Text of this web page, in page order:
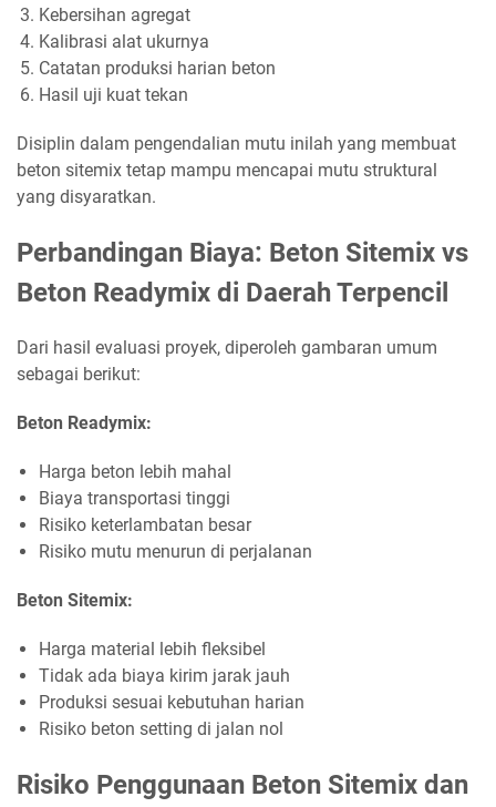
Kebersihan agregat
Kalibrasi alat ukurnya
Catatan produksi harian beton
Hasil uji kuat tekan
Disiplin dalam pengendalian mutu inilah yang membuat
beton sitemix tetap mampu mencapai mutu struktural
yang disyaratkan.
Perbandingan Biaya: Beton Sitemix vs
Beton Readymix di Daerah Terpencil
Dari hasil evaluasi proyek, diperoleh gambaran umum
sebagai berikut:
Beton Readymix:
Harga beton lebih mahal
Biaya transportasi tinggi
Risiko keterlambatan besar
Risiko mutu menurun di perjalanan
Beton Sitemix:
Harga material lebih fleksibel
Tidak ada biaya kirim jarak jauh
Produksi sesuai kebutuhan harian
Risiko beton setting di jalan nol
Risiko Penggunaan Beton Sitemix dan